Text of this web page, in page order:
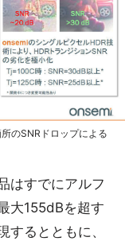
のSNRドロップによる
はすでにアルフ
大155dBを超す
するとともに、